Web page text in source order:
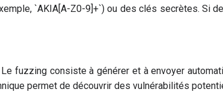
`AKIA[A-Z0-9]+`) ou des clés secrètes. Si
fuzzing consiste à générer et à envoyer
permet de découvrir des vulnérabilités